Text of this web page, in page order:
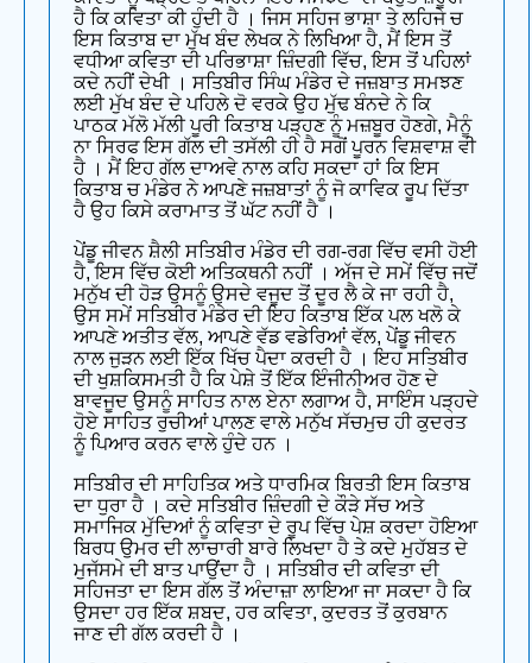
ਹੈ ਕਿ ਕਵਿਤਾ ਕੀ ਹੁੰਦੀ ਹੈ । ਜਿਸ ਸਹਿਜ ਭਾਸ਼ਾ ਤੇ ਲਹਿਜੇ ਚ
ਇਸ ਕਿਤਾਬ ਦਾ ਮੁੱਖ ਬੰਦ ਲੇਖਕ ਨੇ ਲਿਖਿਆ ਹੈ, ਮੈਂ ਇਸ ਤੋਂ
ਵਧੀਆ ਕਵਿਤਾ ਦੀ ਪਰਿਭਾਸ਼ਾ ਜ਼ਿੰਦਗੀ ਵਿੱਚ, ਇਸ ਤੋਂ ਪਹਿਲਾਂ
ਕਦੇ ਨਹੀਂ ਦੇਖੀ । ਸਤਿਬੀਰ ਸਿੰਘ ਮੰਡੇਰ ਦੇ ਜਜ਼ਬਾਤ ਸਮਝਣ
ਲਈ ਮੁੱਖ ਬੰਦ ਦੇ ਪਹਿਲੇ ਦੋ ਵਰਕੇ ਉਹ ਮੁੱਢ ਬੰਨਦੇ ਨੇ ਕਿ
ਪਾਠਕ ਮੱਲੋ ਮੱਲੀ ਪੂਰੀ ਕਿਤਾਬ ਪੜ੍ਹਣ ਨੂੰ ਮਜ਼ਬੂਰ ਹੋਣਗੇ, ਮੈਨੂੰ
ਨਾ ਸਿਰਫ ਇਸ ਗੱਲ ਦੀ ਤਸੱਲੀ ਹੀ ਹੈ ਸਗੋਂ ਪੂਰਨ ਵਿਸ਼ਵਾਸ਼ ਵੀ
ਹੈ । ਮੈਂ ਇਹ ਗੱਲ ਦਾਅਵੇ ਨਾਲ ਕਹਿ ਸਕਦਾ ਹਾਂ ਕਿ ਇਸ
ਕਿਤਾਬ ਚ ਮੰਡੇਰ ਨੇ ਆਪਣੇ ਜਜ਼ਬਾਤਾਂ ਨੂੰ ਜੋ ਕਾਵਿਕ ਰੂਪ ਦਿੱਤਾ
ਹੈ ਉਹ ਕਿਸੇ ਕਰਾਮਾਤ ਤੋਂ ਘੱਟ ਨਹੀਂ ਹੈ ।
ਪੇਂਡੂ ਜੀਵਨ ਸ਼ੈਲੀ ਸਤਿਬੀਰ ਮੰਡੇਰ ਦੀ ਰਗ-ਰਗ ਵਿੱਚ ਵਸੀ ਹੋਈ
ਹੈ, ਇਸ ਵਿੱਚ ਕੋਈ ਅਤਿਕਥਨੀ ਨਹੀਂ । ਅੱਜ ਦੇ ਸਮੇਂ ਵਿੱਚ ਜਦੋਂ
ਮਨੁੱਖ ਦੀ ਹੋੜ ਉਸਨੂੰ ਉਸਦੇ ਵਜੂਦ ਤੋਂ ਦੂਰ ਲੈ ਕੇ ਜਾ ਰਹੀ ਹੈ,
ਉਸ ਸਮੇਂ ਸਤਿਬੀਰ ਮੰਡੇਰ ਦੀ ਇਹ ਕਿਤਾਬ ਇੱਕ ਪਲ ਖਲੋ ਕੇ
ਆਪਣੇ ਅਤੀਤ ਵੱਲ, ਆਪਣੇ ਵੱਡ ਵਡੇਰਿਆਂ ਵੱਲ, ਪੇਂਡੂ ਜੀਵਨ
ਨਾਲ ਜੁੜਨ ਲਈ ਇੱਕ ਖਿੱਚ ਪੈਦਾ ਕਰਦੀ ਹੈ । ਇਹ ਸਤਿਬੀਰ
ਦੀ ਖੁਸ਼ਕਿਸਮਤੀ ਹੈ ਕਿ ਪੇਸ਼ੇ ਤੋਂ ਇੱਕ ਇੰਜੀਨੀਅਰ ਹੋਣ ਦੇ
ਬਾਵਜੂਦ ਉਸਨੂੰ ਸਾਹਿਤ ਨਾਲ ਏਨਾ ਲਗਾਅ ਹੈ, ਸਾਇੰਸ ਪੜ੍ਹਦੇ
ਹੋਏ ਸਾਹਿਤ ਰੁਚੀਆਂ ਪਾਲਣ ਵਾਲੇ ਮਨੁੱਖ ਸੱਚਮੁਚ ਹੀ ਕੁਦਰਤ
ਨੂੰ ਪਿਆਰ ਕਰਨ ਵਾਲੇ ਹੁੰਦੇ ਹਨ ।
ਸਤਿਬੀਰ ਦੀ ਸਾਹਿਤਿਕ ਅਤੇ ਧਾਰਮਿਕ ਬਿਰਤੀ ਇਸ ਕਿਤਾਬ
ਦਾ ਧੁਰਾ ਹੈ । ਕਦੇ ਸਤਿਬੀਰ ਜ਼ਿੰਦਗੀ ਦੇ ਕੌੜੇ ਸੱਚ ਅਤੇ
ਸਮਾਜਿਕ ਮੁੱਦਿਆਂ ਨੂੰ ਕਵਿਤਾ ਦੇ ਰੂਪ ਵਿੱਚ ਪੇਸ਼ ਕਰਦਾ ਹੋਇਆ
ਬਿਰਧ ਉਮਰ ਦੀ ਲਾਚਾਰੀ ਬਾਰੇ ਲਿਖਦਾ ਹੈ ਤੇ ਕਦੇ ਮੁਹੱਬਤ ਦੇ
ਮੁਜੱਸਮੇ ਦੀ ਬਾਤ ਪਾਉਂਦਾ ਹੈ । ਸਤਿਬੀਰ ਦੀ ਕਵਿਤਾ ਦੀ
ਸਹਿਜਤਾ ਦਾ ਇਸ ਗੱਲ ਤੋਂ ਅੰਦਾਜ਼ਾ ਲਾਇਆ ਜਾ ਸਕਦਾ ਹੈ ਕਿ
ਉਸਦਾ ਹਰ ਇੱਕ ਸ਼ਬਦ, ਹਰ ਕਵਿਤਾ, ਕੁਦਰਤ ਤੋਂ ਕੁਰਬਾਨ
ਜਾਣ ਦੀ ਗੱਲ ਕਰਦੀ ਹੈ ।